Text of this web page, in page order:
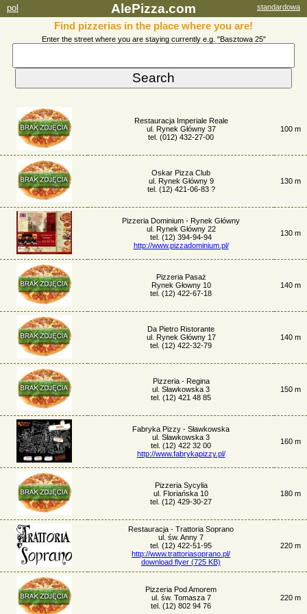
pol AlePizza.com standardowa
Find pizzerias in the place where you are!
Enter the street where you are staying currently e.g. "Basztowa 25"
Restauracja Imperiale Reale
ul. Rynek Główny 37
tel. (012) 432-27-00
100 m
Oskar Pizza Club
ul. Rynek Główny 9
tel. (12) 421-06-83 ?
130 m
Pizzeria Dominium - Rynek Główny
ul. Rynek Główny 22
tel. (12) 394-94-94
http://www.pizzadominium.pl/
130 m
Pizzeria Pasaż
Rynek Głowny 10
tel. (12) 422-67-18
140 m
Da Pietro Ristorante
ul. Rynek Główny 17
tel. (12) 422-32-79
140 m
Pizzeria - Regina
ul. Sławkowska 3
tel. (12) 421 48 85
150 m
Fabryka Pizzy - Sławkowska
ul. Sławkowska 3
tel. (12) 422 32 00
http://www.fabrykapizzy.pl/
160 m
Pizzeria Sycylia
ul. Floriańska 10
tel. (12) 429-30-27
180 m
Restauracja - Trattoria Soprano
ul. św. Anny 7
tel. (12) 422-51-95
http://www.trattoriasoprano.pl/
download flyer (725 KB)
220 m
Pizzeria Pod Amorem
ul. św. Tomasza 7
tel. (12) 802 94 76
220 m